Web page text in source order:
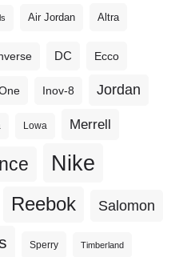
Air Jordan Altra
DC Ecco
Inov-8 Jordan
Lowa Merrell
Nike
Reebok Salomon
Sperry Timberland